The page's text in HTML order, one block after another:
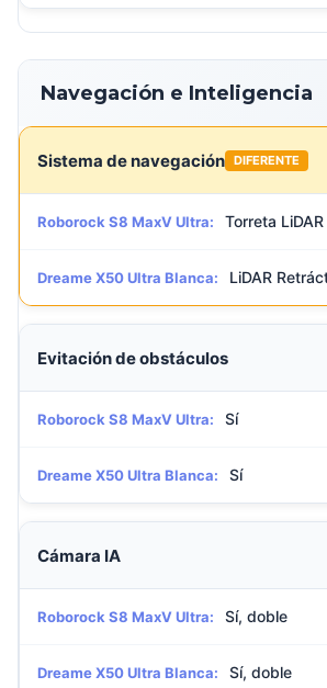
Navegación e Inteligencia
Sistema de navegación DIFERENTE
Roborock S8 MaxV Ultra: Torreta
Dreame X50 Ultra Blanca: LiDAR
Evitación de obstáculos
Roborock S8 MaxV Ultra: Sí
Dreame X50 Ultra Blanca: Sí
Cámara IA
Roborock S8 MaxV Ultra: Sí, doble
Dreame X50 Ultra Blanca: Sí, doble